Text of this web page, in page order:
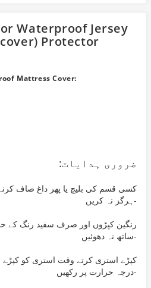
Waterproof Jersey
Protector
Mattress Cover:
:ضروری ہدایات
کسی قسم کی بلیچ یا پھر داغ صاف کرنے
ہرگز نہ کریں-
رنگین کپڑوں اور صرف سفید رنگ کے
ساتھ نہ دھوئیں-
کپڑے استری کرتے وقت استری کو
درجہ حرارت پر رکھیں-